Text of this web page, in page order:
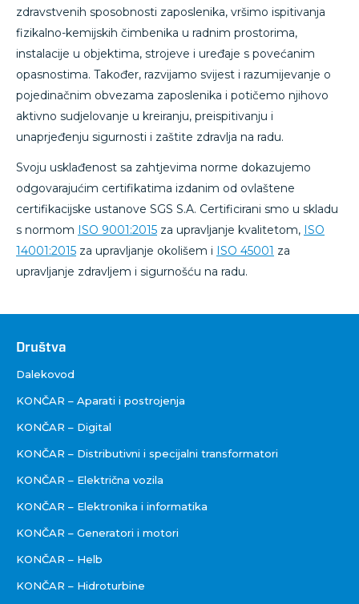
zdravstvenih sposobnosti zaposlenika, vršimo ispitivanja
fizikalno-kemijskih čimbenika u radnim prostorima,
instalacije u objektima, strojeve i uređaje s povećanim
opasnostima. Također, razvijamo svijest i razumijevanje o
pojedinačnim obvezama zaposlenika i potičemo njihovo
aktivno sudjelovanje u kreiranju, preispitivanju i
unaprjeđenju sigurnosti i zaštite zdravlja na radu.
Svoju usklađenost sa zahtjevima norme dokazujemo
odgovarajućim certifikatima izdanim od ovlaštene
certifikacijske ustanove SGS S.A. Certificirani smo u skladu
s normom ISO 9001:2015 za upravljanje kvalitetom, ISO
14001:2015 za upravljanje okolišem i ISO 45001 za
upravljanje zdravljem i sigurnošću na radu.
Društva
Društva
Dalekovod
KONČAR – Aparati i postrojenja
KONČAR – Digital
KONČAR – Distributivni i specijalni transformatori
KONČAR – Električna vozila
KONČAR – Elektronika i informatika
KONČAR – Generatori i motori
KONČAR – Helb
KONČAR – Hidroturbine